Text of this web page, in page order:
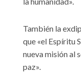
También la
que «el Espíritu
nueva misión al
paz».